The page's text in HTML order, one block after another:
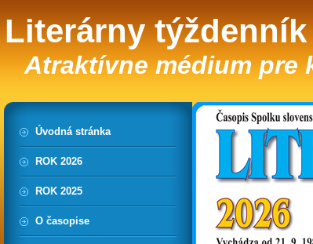
Literárny týždenník
Atraktívne médium
Úvodná stránka
ROK 2026
ROK 2025
O časopise